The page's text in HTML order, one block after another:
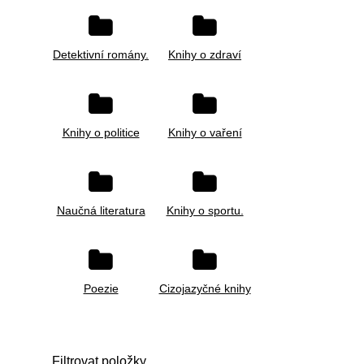
Detektivní romány. Knihy o zdraví
Knihy o politice Knihy o vaření
Naučná literatura Knihy o sportu.
Poezie Cizojazyčné knihy
Filtrovat položky